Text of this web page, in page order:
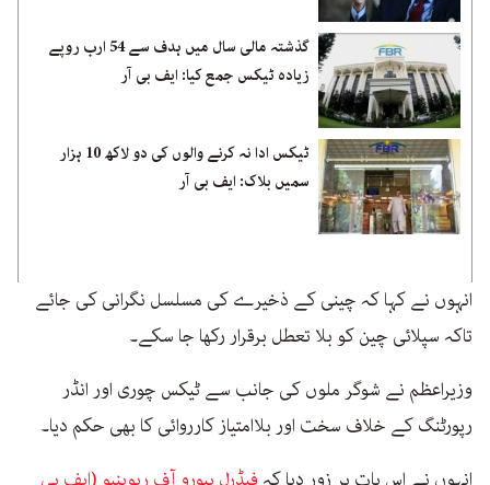
گذشتہ مالی سال میں ہدف سے 54 ارب روپے
زیادہ ٹیکس جمع کیا: ایف بی آر
ٹیکس ادا نہ کرنے والوں کی دو لاکھ 10 ہزار
سمیں بلاک: ایف بی آر
انہوں نے کہا کہ چینی کے ذخیرے کی مسلسل نگرانی کی جائے
تاکہ سپلائی چین کو بلا تعطل برقرار رکھا جا سکے۔
وزیراعظم نے شوگر ملوں کی جانب سے ٹیکس چوری اور انڈر
رپورٹنگ کے خلاف سخت اور بلاامتیاز کارروائی کا بھی حکم دیا۔
انہوں نے اس بات پر زور دیا کہفیڈرل بیورو آف ریوینیو (ایف بی